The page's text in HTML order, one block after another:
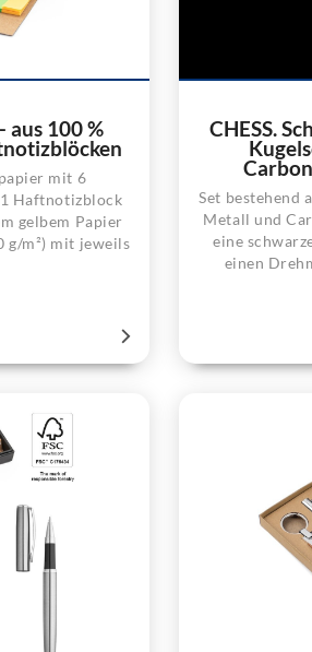
aus 100 %
mit 6
Haftnotizblock
gelbem Papier
g/m²) mit jeweils
CHESS.
Set bestehend
Metall und
eine
einen